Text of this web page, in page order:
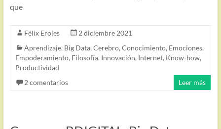
que
Félix Eroles
2 diciembre 2021
Aprendizaje, Big Data, Cerebro, Conocimiento, Emociones,
Empoderamiento, Filosofía, Innovación, Internet, Know-how,
Productividad
2 comentarios
Leer más